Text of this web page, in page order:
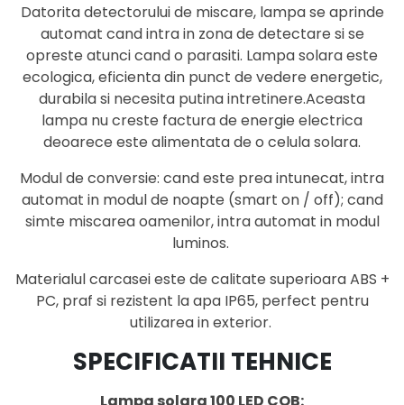
Datorita detectorului de miscare, lampa se aprinde
automat cand intra in zona de detectare si se
opreste atunci cand o parasiti. Lampa solara este
ecologica, eficienta din punct de vedere energetic,
durabila si necesita putina intretinere.Aceasta
lampa nu creste factura de energie electrica
deoarece este alimentata de o celula solara.
Modul de conversie: cand este prea intunecat, intra
automat in modul de noapte (smart on / off); cand
simte miscarea oamenilor, intra automat in modul
luminos.
Materialul carcasei este de calitate superioara ABS +
PC, praf si rezistent la apa IP65, perfect pentru
utilizarea in exterior.
SPECIFICATII TEHNICE
Lampa solara 100 LED COB: